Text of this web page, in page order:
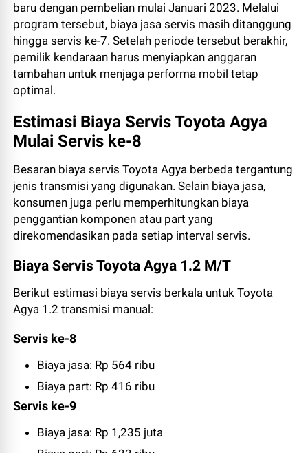
baru dengan pembelian mulai Januari 2023. Melalui
program tersebut, biaya jasa servis masih ditanggung
hingga servis ke-7. Setelah periode tersebut berakhir,
pemilik kendaraan harus menyiapkan anggaran
tambahan untuk menjaga performa mobil tetap
optimal.
Estimasi Biaya Servis Toyota Agya
Mulai Servis ke-8
Besaran biaya servis Toyota Agya berbeda tergantung
jenis transmisi yang digunakan. Selain biaya jasa,
konsumen juga perlu memperhitungkan biaya
penggantian komponen atau part yang
direkomendasikan pada setiap interval servis.
Biaya Servis Toyota Agya 1.2 M/T
Berikut estimasi biaya servis berkala untuk Toyota
Agya 1.2 transmisi manual:
Servis ke-8
Biaya jasa: Rp 564 ribu
Biaya part: Rp 416 ribu
Servis ke-9
Biaya jasa: Rp 1,235 juta